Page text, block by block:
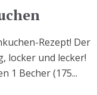
Rezept! Der
locker und lecker!
1 Becher (175...